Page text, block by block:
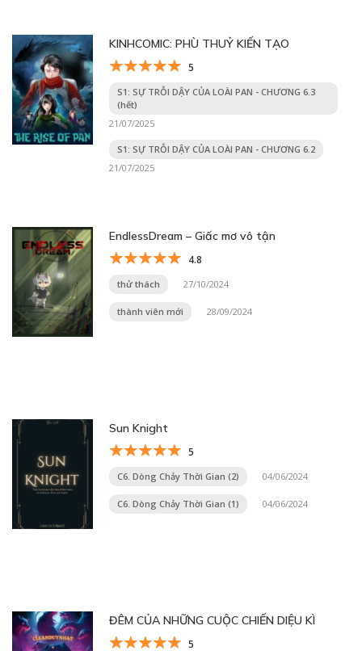
KINHCOMIC: PHÙ THUỶ KIẾN TẠO
5
S1: SỰ TRỖI DẬY CỦA LOÀI PAN - CHƯƠNG 6.3
(hết)
21/07/2025
S1: SỰ TRỖI DẬY CỦA LOÀI PAN - CHƯƠNG 6.2
21/07/2025
EndlessDream – Giấc mơ vô tận
4.8
thử thách 27/10/2024
thành viên mới 28/09/2024
Sun Knight
5
C6. Dòng Chảy Thời Gian (2) 04/06/2024
C6. Dòng Chảy Thời Gian (1) 04/06/2024
ĐÊM CỦA NHỮNG CUỘC CHIẾN DIỆU KÌ
5